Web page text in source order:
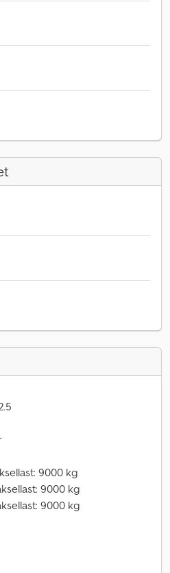
9000 kg
9000 kg
9000 kg